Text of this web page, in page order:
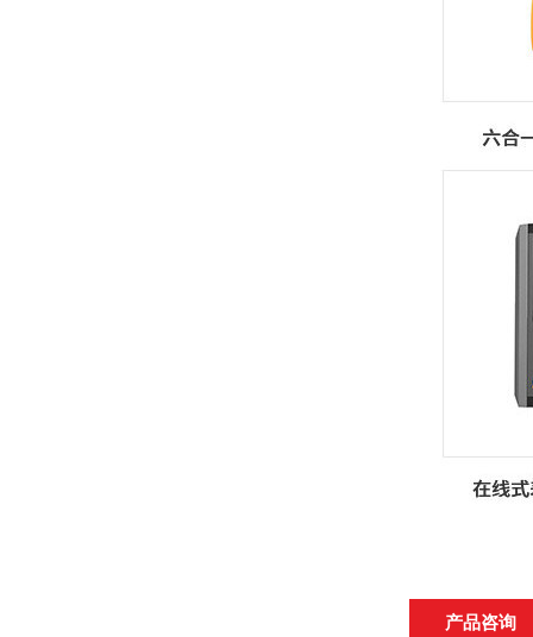
产品咨询